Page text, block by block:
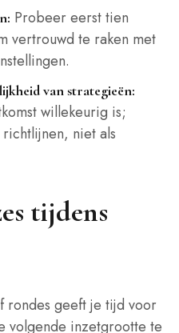
Probeer eerst tien
vertrouwd te raken met
van strategieën:
willekeurig is;
niet als
tijdens
rondes geeft je tijd voor
volgende inzetgrootte te